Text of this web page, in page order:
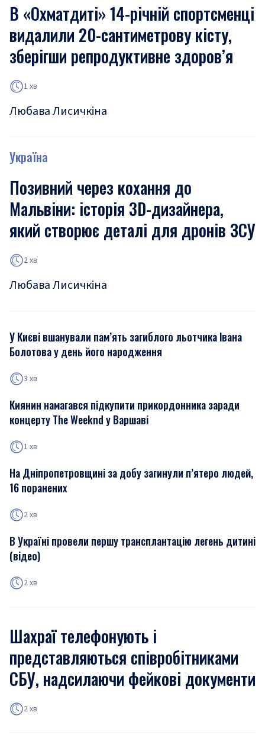
В «Охматдиті» 14-річній спортсменці
видалили 20-сантиметрову кісту,
зберігши репродуктивне здоров’я
1 хв
Любава Лисичкіна
Україна
Позивний через кохання до
Мальвіни: історія 3D-дизайнера,
який створює деталі для дронів ЗСУ
2 хв
Любава Лисичкіна
У Києві вшанували пам’ять загиблого льотчика Івана
Болотова у день його народження
3 хв
Киянин намагався підкупити прикордонника заради
концерту The Weeknd у Варшаві
1 хв
На Дніпропетровщині за добу загинули п’ятеро людей,
16 поранених
2 хв
В Україні провели першу трансплантацію легень дитині
(відео)
2 хв
Шахраї телефонують і
представляються співробітниками
СБУ, надсилаючи фейкові документи
2 хв